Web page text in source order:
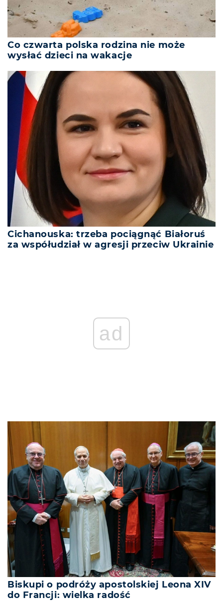
Co czwarta polska rodzina nie może
wysłać dzieci na wakacje
Cichanouska: trzeba pociągnąć Białoruś
za współudział w agresji przeciw Ukrainie
ad
Biskupi o podróży apostolskiej Leona XIV
do Francji: wielka radość